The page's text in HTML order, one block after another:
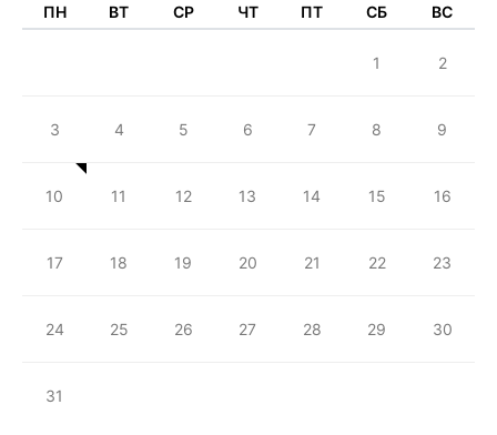
ПН ВТ СР ЧТ ПТ СБ ВС
1 2
3 4 5 6 7 8 9
10 11 12 13 14 15 16
17 18 19 20 21 22 23
24 25 26 27 28 29 30
31